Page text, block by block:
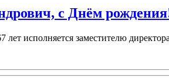
с Днём
лет исполняется заместителю